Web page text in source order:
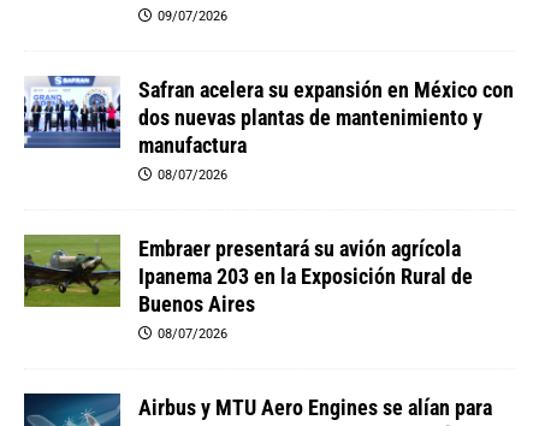
09/07/2026
Safran acelera su expansión en México con
dos nuevas plantas de mantenimiento y
manufactura
08/07/2026
Embraer presentará su avión agrícola
Ipanema 203 en la Exposición Rural de
Buenos Aires
08/07/2026
Airbus y MTU Aero Engines se alían para